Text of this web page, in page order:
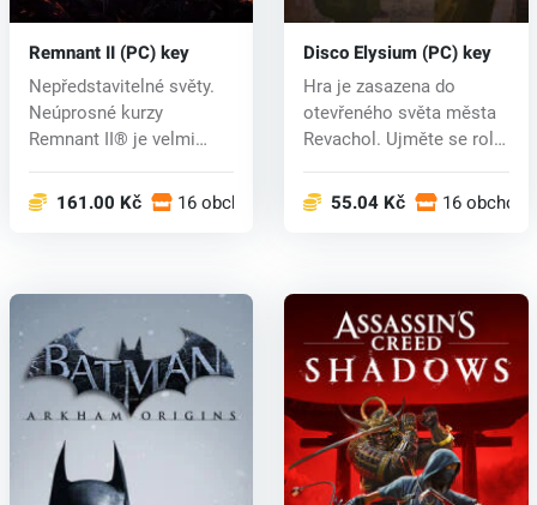
Remnant II (PC) key
Nepředstavitelné světy.
Neúprosné kurzy
Remnant II® je velmi
161.00 Kč 16 obchodech
Disco Elysium (PC) key
Hra je zasazena do
otevřeného světa města
Revachol. Ujměte se role
55.04 Kč 16